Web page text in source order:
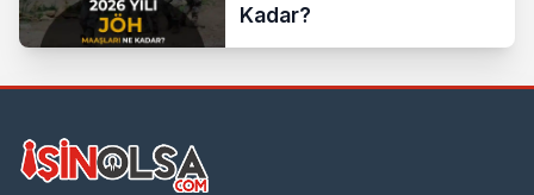
Kadar?